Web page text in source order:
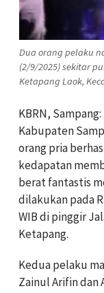
Dua orang pelaku
(2/9/2025) sekitar
Ketapang Laok,
KBRN,
Kabupaten
orang pria
kedapatan
berat fantastis
dilakukan pada
WIB di pinggir
Ketapang.
Kedua pelaku
Zainul Arifin dan